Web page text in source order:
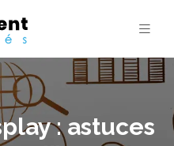
: astuces